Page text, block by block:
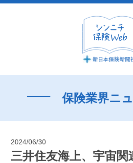
保険業界ニ
2024/06/30
三井住友海上、宇宙関